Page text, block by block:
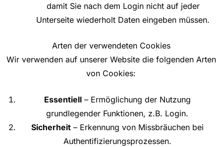
damit Sie nach dem Login nicht auf jeder
Unterseite wiederholt Daten eingeben müssen.
Arten der verwendeten Cookies
Wir verwenden auf unserer Website die folgenden Arten
von Cookies:
Essentiell– Ermöglichung der Nutzung
grundlegender Funktionen, z.B. Login.
Sicherheit– Erkennung von Missbräuchen bei
Authentifizierungsprozessen.